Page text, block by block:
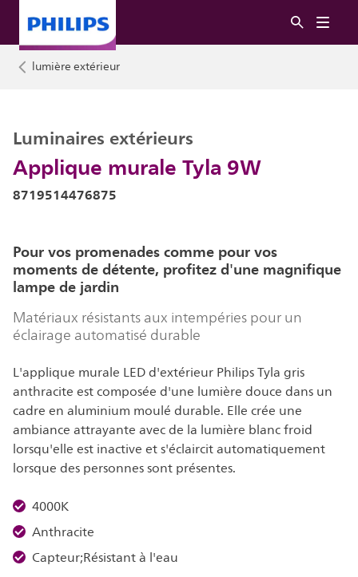
lumière extérieur
Applique murale Tyla 9W
Luminaires extérieurs
8719514476875
Pour vos promenades comme pour vos
moments de détente, profitez d'une magnifique
lampe de jardin
Matériaux résistants aux intempéries pour un
éclairage automatisé durable
L'applique murale LED d'extérieur Philips Tyla gris
anthracite est composée d'une lumière douce dans un
cadre en aluminium moulé durable. Elle crée une
ambiance attrayante avec de la lumière blanc froid
lorsqu'elle est inactive et s'éclaircit automatiquement
lorsque des personnes sont présentes.
4000K
Anthracite
Capteur;Résistant à l'eau